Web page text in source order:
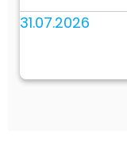
31.07.2026